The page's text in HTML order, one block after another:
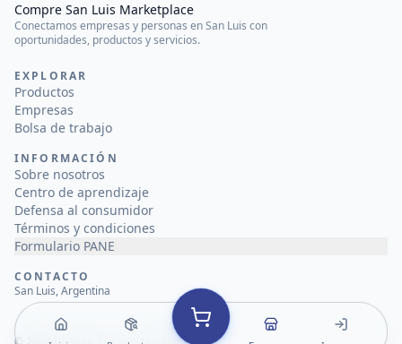
Compre San Luis Marketplace
Conectamos empresas y personas en San Luis con
oportunidades, productos y servicios.
EXPLORAR
Productos
Empresas
Bolsa de trabajo
INFORMACIÓN
Sobre nosotros
Centro de aprendizaje
Defensa al consumidor
Términos y condiciones
Formulario PANE
CONTACTO
San Luis, Argentina